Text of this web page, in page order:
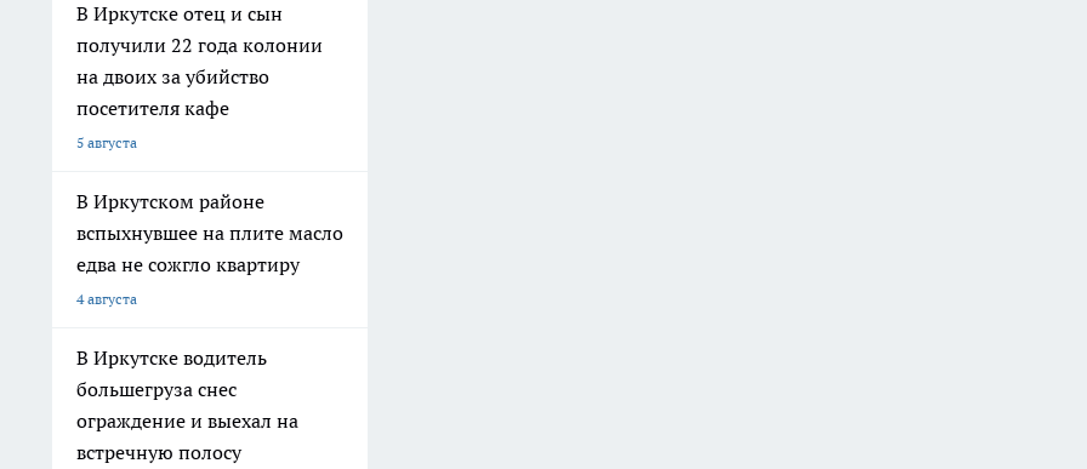
В Иркутске отец и сын
получили 22 года колонии
на двоих за убийство
посетителя кафе
5 августа
В Иркутском районе
вспыхнувшее на плите масло
едва не сожгло квартиру
4 августа
В Иркутске водитель
большегруза снес
ограждение и выехал на
встречную полосу